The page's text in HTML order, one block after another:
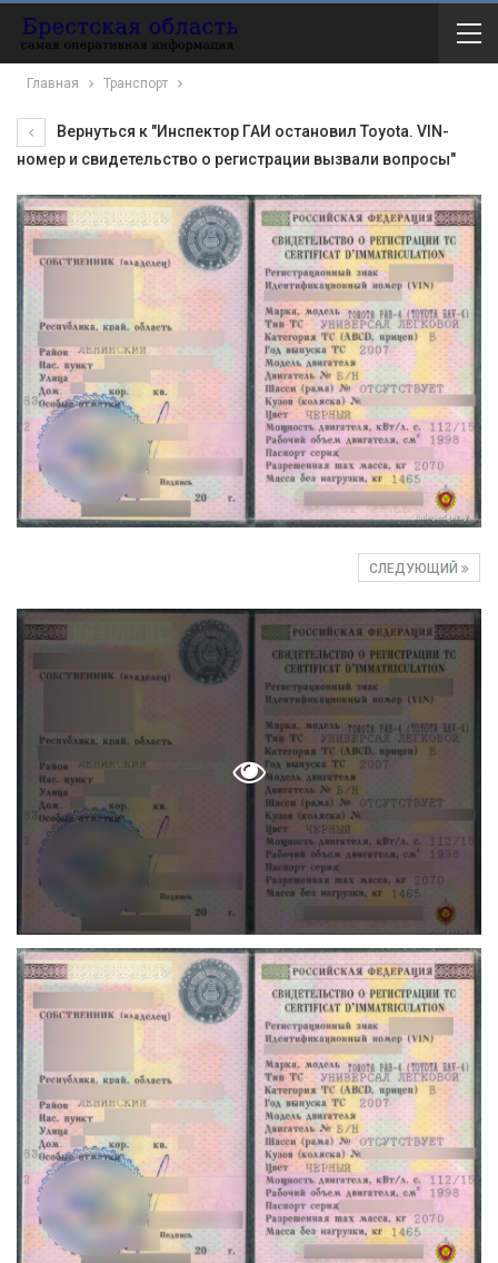
Главная Транспорт
Вернуться к "Инспектор ГАИ остановил Toyota. VIN-
номер и свидетельство о регистрации вызвали вопросы"
СЛЕДУЮЩИЙ